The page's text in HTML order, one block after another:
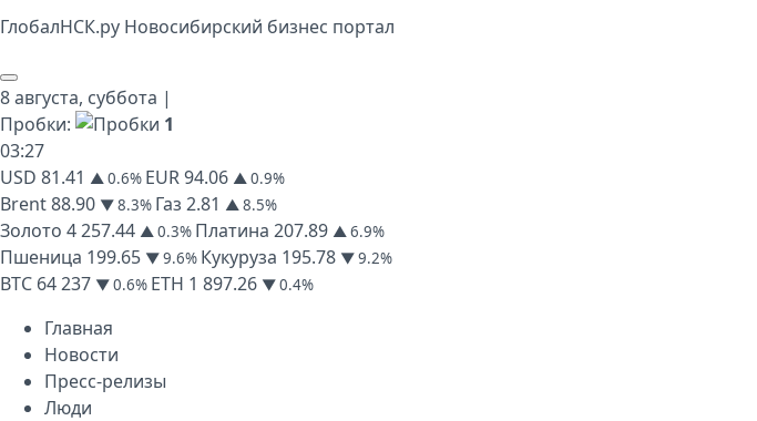
ГлобалНСК.py Новосибирский бизнес портал
8 августа, суббота |
Пробки:
1
03:27
USD 81.41 ▲ 0.6% EUR94.06 ▲ 0.9%
Brent88.90 ▼ 8.3% Газ 2.81 ▲ 8.5%
Золото 4 257.44 ▲ 0.3% Платина 207.89 ▲ 6.9%
Пшеница 199.65 ▼ 9.6% Кукуруза 195.78 ▼ 9.2%
BTC 64 237 ▼ 0.6% ETH 1 897.26 ▼ 0.4%
Главная
Новости
Пресс-релизы
Люди